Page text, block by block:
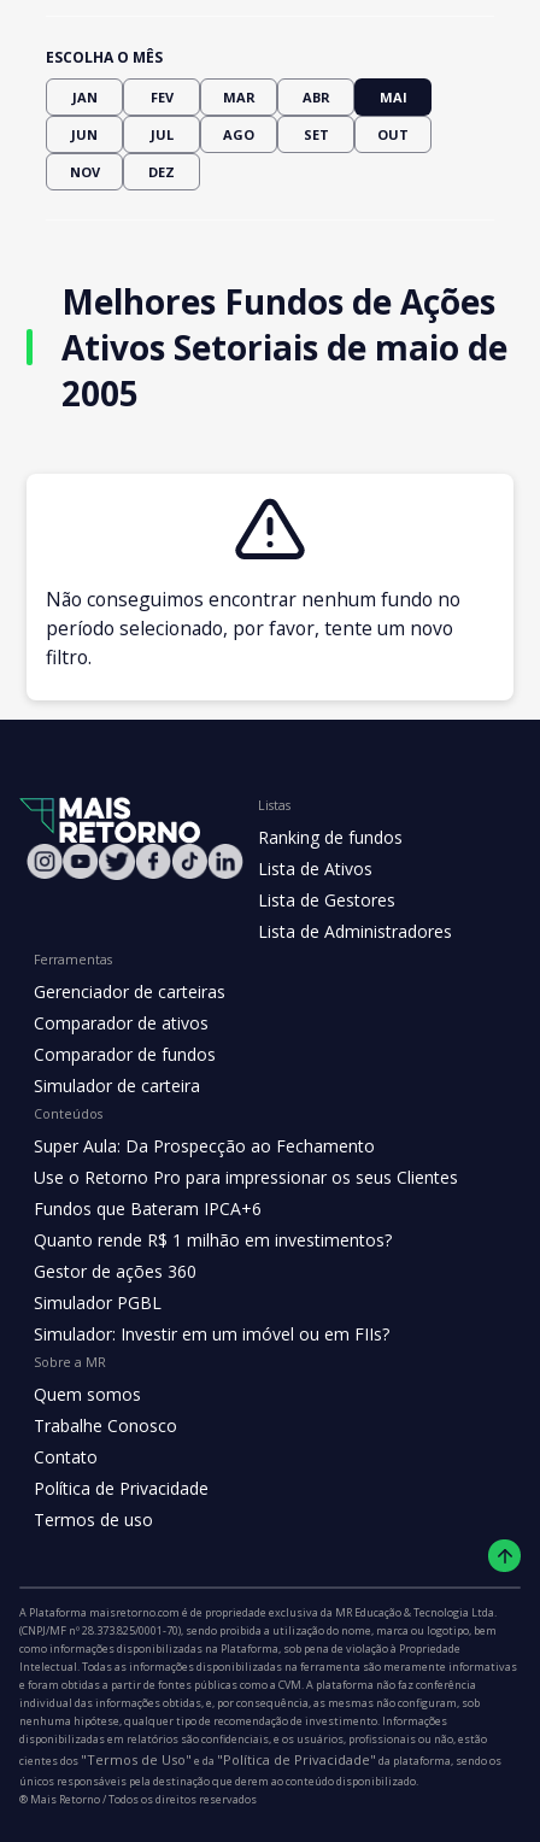
ESCOLHA O MÊS
JAN FEV MAR ABR MAI
JUN JUL AGO SET OUT
NOV DEZ
Melhores Fundos de Ações
Ativos Setoriais de maio de
2005
Não conseguimos encontrar nenhum fundo no
período selecionado, por favor, tente um novo
filtro.
Listas
Ranking de fundos
Lista de Ativos
Lista de Gestores
Lista de Administradores
Ferramentas
Gerenciador de carteiras
Comparador de ativos
Comparador de fundos
Simulador de carteira
Conteúdos
Super Aula: Da Prospecção ao Fechamento
Use o Retorno Pro para impressionar os seus Clientes
Fundos que Bateram IPCA+6
Quanto rende R$ 1 milhão em investimentos?
Gestor de ações 360
Simulador PGBL
Simulador: Investir em um imóvel ou em FIIs?
Sobre a MR
Quem somos
Trabalhe Conosco
Contato
Política de Privacidade
Termos de uso
A Plataforma maisretorno.com é de propriedade exclusiva da MR Educação & Tecnologia Ltda.
(CNPJ/MF nº 28.373.825/0001-70), sendo proibida a utilização do nome, marca ou logotipo, bem
como informações disponibilizadas na Plataforma, sob pena de violação à Propriedade
Intelectual. Todas as informações disponibilizadas na ferramenta são meramente informativas
e foram obtidas a partir de fontes públicas como a CVM. A plataforma não faz conferência
individual das informações obtidas, e, por consequência, as mesmas não configuram, sob
nenhuma hipótese, qualquer tipo de recomendação de investimento. Informações
disponibilizadas em relatórios são confidenciais, e os usuários, profissionais ou não, estão
cientes dos "Termos de Uso" e da "Política de Privacidade" da plataforma, sendo os
únicos responsáveis pela destinação que derem ao conteúdo disponibilizado.
®️ Mais Retorno / Todos os direitos reservados